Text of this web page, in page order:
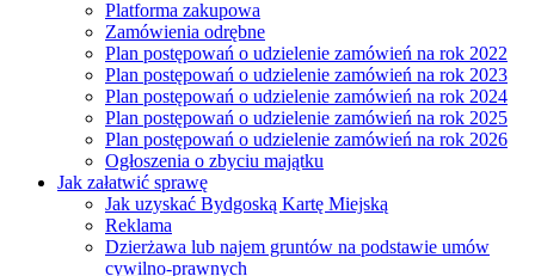
Platforma zakupowa
Zamówienia odrębne
Plan postępowań o udzielenie zamówień na rok 2022
Plan postępowań o udzielenie zamówień na rok 2023
Plan postępowań o udzielenie zamówień na rok 2024
Plan postępowań o udzielenie zamówień na rok 2025
Plan postępowań o udzielenie zamówień na rok 2026
Ogłoszenia o zbyciu majątku
Jak załatwić sprawę
Jak uzyskać Bydgoską Kartę Miejską
Reklama
Dzierżawa lub najem gruntów na podstawie umów
cywilno-prawnych